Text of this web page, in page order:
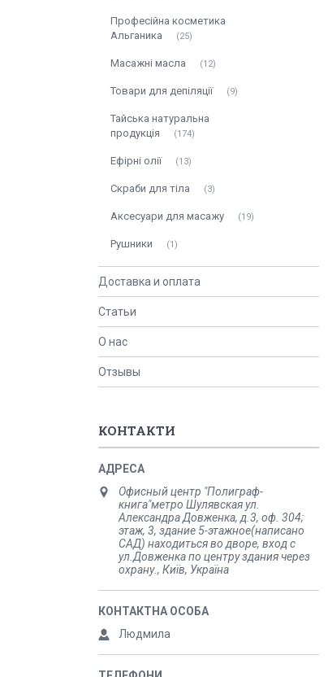
Професійна косметика
Альганика
25
Масажні масла 12
Товари для депіляції 9
Тайська натуральна
продукція
174
Ефірні олії 13
Скраби для тіла 3
Аксесуари для масажу 19
Рушники 1
Доставка и оплата
Статьи
О нас
Отзывы
КОНТАКТИ
Офисный центр "Полиграф-
книга"метро Шулявская ул.
Александра Довженка, д.3, оф. 304;
этаж, 3, здание 5-этажное(написано
САД) находиться во дворе, вход с
ул.Довженка по центру здания через
охрану., Київ, Україна
Людмила